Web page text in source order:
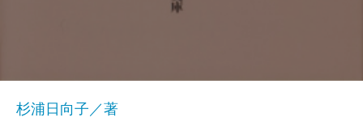
杉浦日向子／著